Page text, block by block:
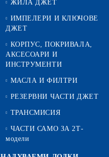
ЖИЛА ДЖЕТ
ИМПЕЛЕРИ И КЛЮЧОВЕ
ДЖЕТ
КОРПУС, ПОКРИВАЛА,
АКСЕСОАРИ И
ИНСТРУМЕНТИ
МАСЛА И ФИЛТРИ
РЕЗЕРВНИ ЧАСТИ ДЖЕТ
ТРАНСМИСИЯ
ЧАСТИ САМО ЗА 2Т-
модели